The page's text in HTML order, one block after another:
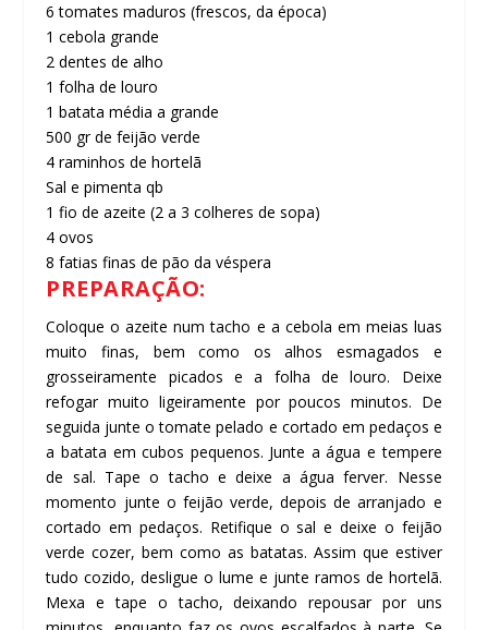
6 tomates maduros (frescos, da época)
1 cebola grande
2 dentes de alho
1 folha de louro
1 batata média a grande
500 gr de feijão verde
4 raminhos de hortelã
Sal e pimenta qb
1 fio de azeite (2 a 3 colheres de sopa)
4 ovos
8 fatias finas de pão da véspera
PREPARAÇÃO:
Coloque o azeite num tacho e a cebola em meias luas
muito finas, bem como os alhos esmagados e
grosseiramente picados e a folha de louro. Deixe
refogar muito ligeiramente por poucos minutos. De
seguida junte o tomate pelado e cortado em pedaços e
a batata em cubos pequenos. Junte a água e tempere
de sal. Tape o tacho e deixe a água ferver. Nesse
momento junte o feijão verde, depois de arranjado e
cortado em pedaços. Retifique o sal e deixe o feijão
verde cozer, bem como as batatas. Assim que estiver
tudo cozido, desligue o lume e junte ramos de hortelã.
Mexa e tape o tacho, deixando repousar por uns